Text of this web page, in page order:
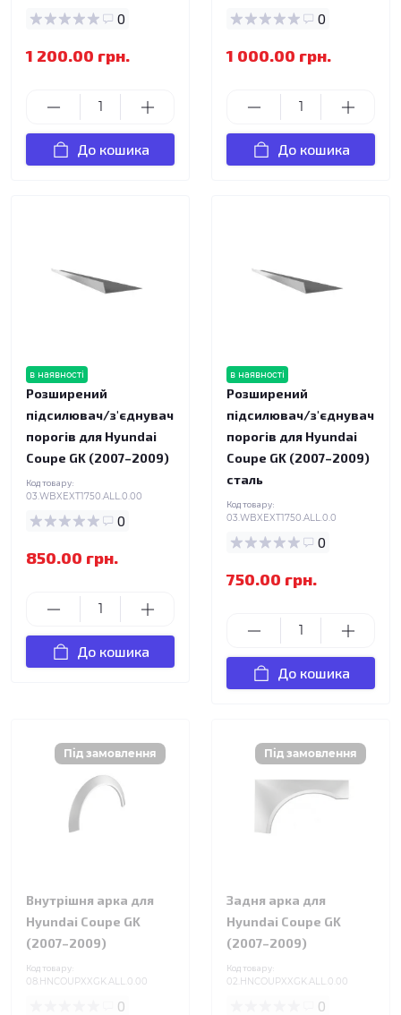
0
1 200.00 грн.
До кошика
0
1 000.00 грн.
До кошика
в наявності
Розширений
підсилювач/з'єднувач
порогів для Hyundai
Coupe GK (2007–2009)
Код товару:
03.WBXEXT1750.ALL.0.00
0
850.00 грн.
До кошика
в наявності
Розширений
підсилювач/з'єднувач
порогів для Hyundai
Coupe GK (2007–2009)
сталь
Код товару:
03.WBXEXT1750.ALL.0.0
0
750.00 грн.
До кошика
Внутрішня арка для
Hyundai Coupe GK
(2007–2009)
Код товару:
08.HNCOUPXXGK.ALL.0.00
0
Задня арка для
Hyundai Coupe GK
(2007–2009)
Код товару:
02.HNCOUPXXGK.ALL.0.00
0